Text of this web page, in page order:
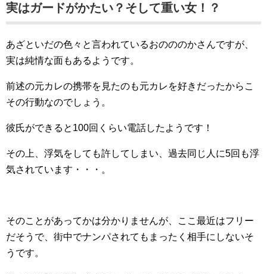
実はガードがかたい？そして重い女！？
あざといだの色々と言われているおのののかさんですが、
実は純情な面もあるようです。
前述の元カレの携帯を見たのも元カレを好きだったからこ
その行動なのでしょう。
彼氏ができると100回くらい電話したようです！
その上、浮気をしても許してしまい、過去同じ人に5回も浮
気されています・・・。
そのことがあってかは分かりませんが、ここ最近はフリー
だそうで、街中でナンパされてもまったく相手にしないそ
うです。